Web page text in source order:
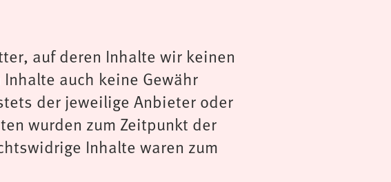
auf deren Inhalte wir keinen
auch keine Gewähr
der jeweilige Anbieter oder
wurden zum Zeitpunkt der
Inhalte waren zum